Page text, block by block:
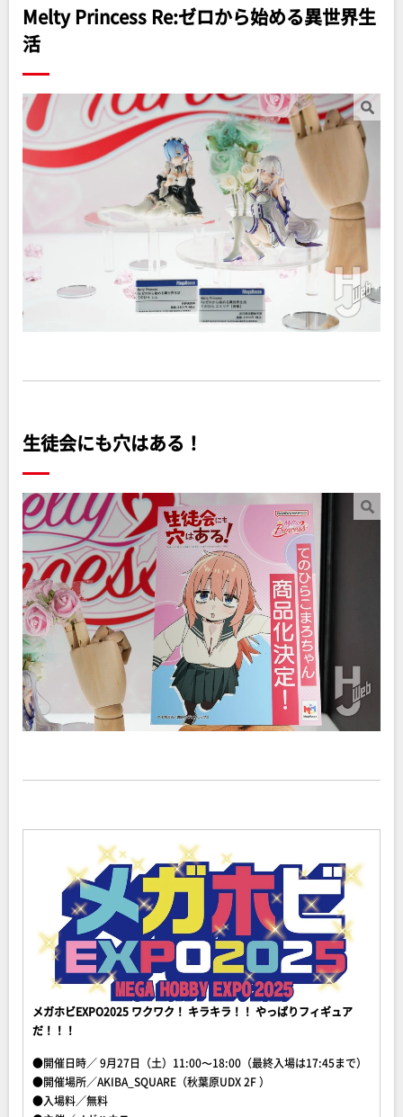
Melty Princess Re:ゼロから始める異世界生
活
生徒会にも穴はある！
メガホビEXPO2025 ワクワク！ キラキラ！！ やっぱりフィギュア
だ！！！
●開催日時／ 9月27日（土）11:00〜18:00（最終入場は17:45まで）
●開催場所／AKIBA_SQUARE（秋葉原UDX 2F ）
●入場料／無料